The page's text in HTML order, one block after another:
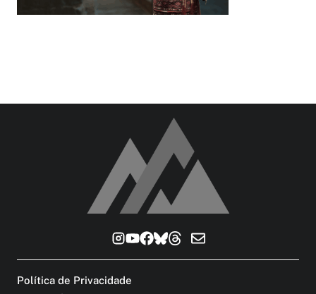
Política de Privacidade